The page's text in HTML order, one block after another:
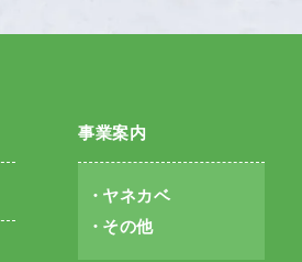
事業案内
ヤネカベ
その他